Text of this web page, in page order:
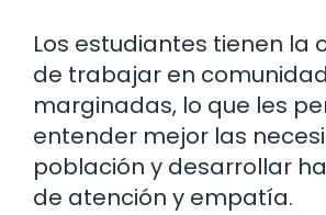
Los estudiantes tienen la
de trabajar en
marginadas, lo que les
entender mejor las
población y desarrollar
de atención y empatía.